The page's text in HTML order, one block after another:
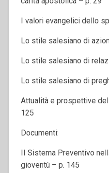
I valori evangelici dello
Lo stile salesiano di
Lo stile salesiano di
Lo stile salesiano di
Attualità e prospettive
125
Documenti:
II Sistema Preventivo
gioventù – p. 145